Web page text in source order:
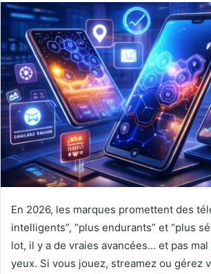
En 2026, les marques promettent des
intelligents”, “plus endurants” et “plus
lot, il y a de vraies avancées… et pas
yeux. Si vous jouez, streamez ou gérez